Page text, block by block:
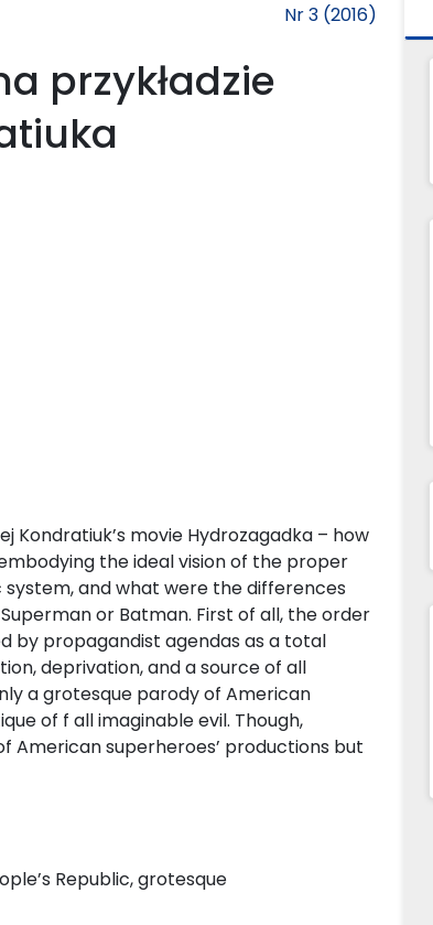
Nr 3 (2016)
przykładzie
Kondratiuk’s movie Hydrozagadka – how
the ideal vision of the proper
and what were the differences
or Batman. First of all, the order
by propagandist agendas as a total
deprivation, and a source of all
a grotesque parody of American
of f all imaginable evil. Though,
American superheroes’ productions but
Republic, grotesque